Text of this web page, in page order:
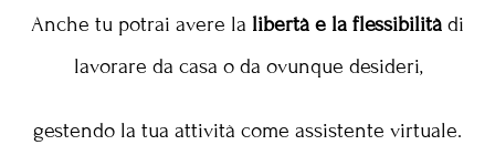
Anche tu potrai avere la libertà e la flessibilità di
lavorare da casa o da ovunque desideri,
gestendo la tua attività come assistente virtuale.